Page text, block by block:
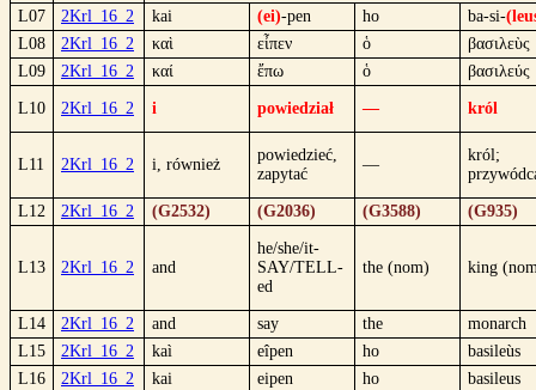
L07
2Krl_16_2 kai (ei)-pen ho ba-si-
L08
2Krl_16_2 καὶ εἶπεν ὁ
βασιλεὺς
L09
2Krl_16_2 καί ἔπω ὁ βασιλεύς
L10 2Krl_16_2 i powiedział — król
L11 2Krl_16_2 i, również
powiedzieć,
zapytać
—
król;
L12 2Krl_16_2 (G2532) (G2036) (G3588) (G935)
L13 2Krl_16_2 and
he/she/it-
SAY/TELL-
ed
the (nom) king
L14 2Krl_16_2 and say the
monarch
L15
2Krl_16_2 kaì eîpen ho
basileùs
L16
2Krl_16_2 kai eipen ho
basileus